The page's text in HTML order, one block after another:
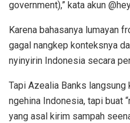
government),” kata akun
Karena bahasanya lumayan
gagal nangkep konteksnya
nyinyirin Indonesia secara
Tapi Azealia Banks
ngehina Indonesia, tapi buat
yang asal kirim sampah